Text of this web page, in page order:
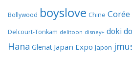
Bollywood boyslove Chine Corée
Delcourt-Tonkam delitoon disney+ doki
Hana Glenat Japan Expo Japon